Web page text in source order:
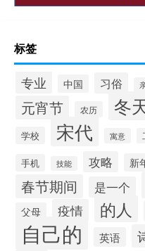
标签
专业 中国 习俗
元宵节 农历 冬
学校 宋代 寓意
手机 技能 攻略 新
春节期间 是一个
父母 疫情 的人
自己的 英语